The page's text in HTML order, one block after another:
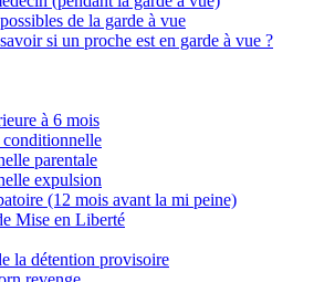
de la garde à vue
si un proche est en garde à vue ?
à 6 mois
parentale
expulsion
(12 mois avant la mi peine)
Mise en Liberté
la détention provisoire